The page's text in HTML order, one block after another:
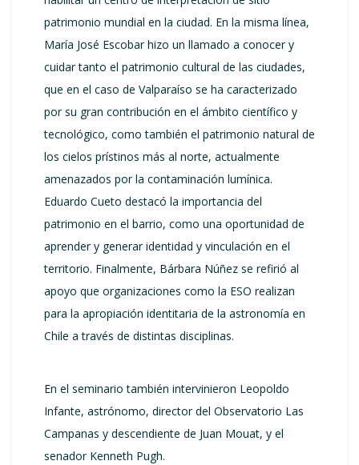
patrimonio mundial en la ciudad. En la misma línea,
María José Escobar hizo un llamado a conocer y
cuidar tanto el patrimonio cultural de las ciudades,
que en el caso de Valparaíso se ha caracterizado
por su gran contribución en el ámbito científico y
tecnológico, como también el patrimonio natural de
los cielos prístinos más al norte, actualmente
amenazados por la contaminación lumínica.
Eduardo Cueto destacó la importancia del
patrimonio en el barrio, como una oportunidad de
aprender y generar identidad y vinculación en el
territorio. Finalmente, Bárbara Núñez se refirió al
apoyo que organizaciones como la ESO realizan
para la apropiación identitaria de la astronomía en
Chile a través de distintas disciplinas.
En el seminario también intervinieron Leopoldo
Infante, astrónomo, director del Observatorio Las
Campanas y descendiente de Juan Mouat, y el
senador Kenneth Pugh.